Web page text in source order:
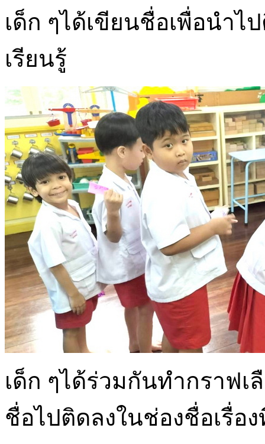
เด็ก ๆได้เขียนชื่อเพื่อนำไ
เรียนรู้
เด็ก ๆได้ร่วมกันทำกราฟเ
ชื่อไปติดลงในช่องชื่อเรื่อ